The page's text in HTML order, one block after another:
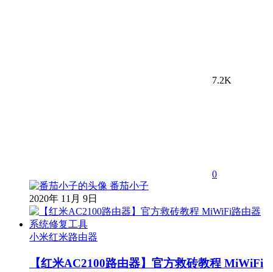
7.2K
0
番茄小子
2020年 11月 9日
小米红米路由器
【红米AC2100路由器】官方救砖教程 MiWiFi